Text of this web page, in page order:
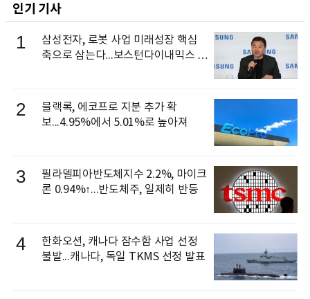
인기 기사
1
삼성전자, 로봇 사업 미래성장 핵심
축으로 삼는다...보스턴다이내믹스 출
2
블랙록, 에코프로 지분 추가 확
보...4.95%에서 5.01%로 높아져
3
필라델피아반도체지수 2.2%, 마이크
론 0.94%↑...반도체주, 일제히 반등
4
한화오션, 캐나다 잠수함 사업 선정
불발...캐나다, 독일 TKMS 선정 발표